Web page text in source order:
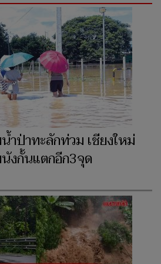
ำป่าทะลักท่วม เชียงใหม่
นังกั้นแตกอีก3จุด